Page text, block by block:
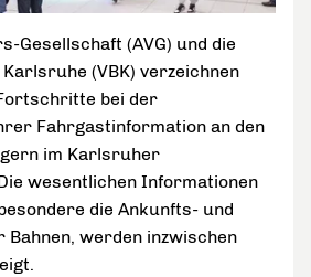
Gesellschaft (AVG) und die
(VBK) verzeichnen
bei der
Fahrgastinformation an den
im Karlsruher
wesentlichen Informationen
die Ankunfts- und
Bahnen, werden inzwischen